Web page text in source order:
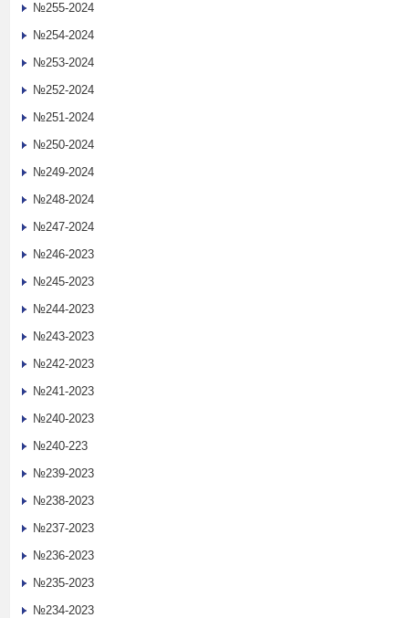
№255-2024
№254-2024
№253-2024
№252-2024
№251-2024
№250-2024
№249-2024
№248-2024
№247-2024
№246-2023
№245-2023
№244-2023
№243-2023
№242-2023
№241-2023
№240-2023
№240-223
№239-2023
№238-2023
№237-2023
№236-2023
№235-2023
№234-2023